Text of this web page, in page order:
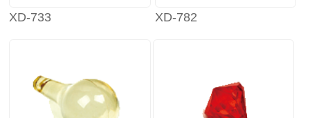
XD-733 XD-782